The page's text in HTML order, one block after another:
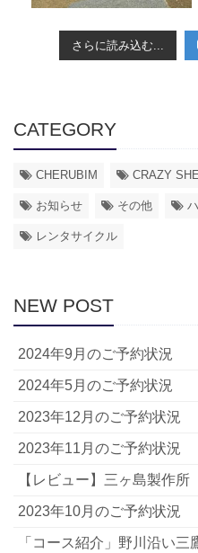
さらに読み込む...
CATEGORY
CHERUBIM CRAZY
お知らせ その他
レンタサイクル
NEW POST
2024年9月のご予約状況
2024年5月のご予約状況
2023年12月のご予約状況
2023年11月のご予約状況
【レビュー】三ヶ島製作
2023年10月のご予約状況
「コース紹介」野川沿い